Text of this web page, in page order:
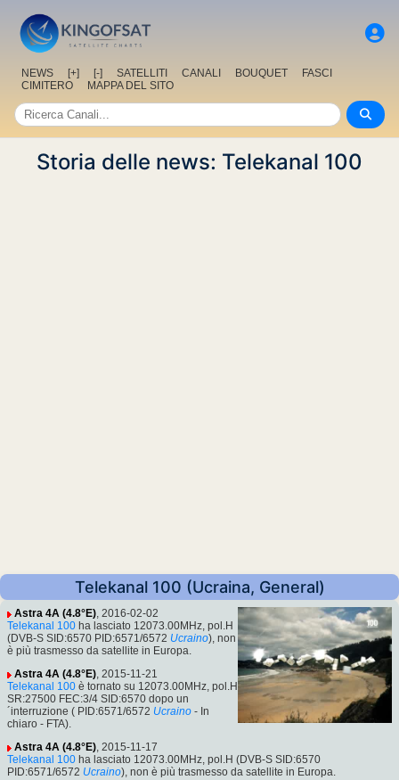
NEWS [+] [-] SATELLITI CANALI BOUQUET
FASCI
CIMITERO
MAPPA DEL SITO
Storia delle news: Telekanal 100
Telekanal 100 (Ucraina, General)
Astra 4A (4.8°E), 2016-02-02
Telekanal 100 ha lasciato 12073.00MHz, pol.H
(DVB-S SID:6570 PID:6571/6572 Ucraino), non
è più trasmesso da satellite in Europa.
Astra 4A (4.8°E), 2015-11-21
Telekanal 100 è tornato su 12073.00MHz, pol.H
SR:27500 FEC:3/4 SID:6570 dopo un
´interruzione ( PID:6571/6572 Ucraino - In
chiaro - FTA).
Astra 4A (4.8°E), 2015-11-17
Telekanal 100 ha lasciato 12073.00MHz, pol.H (DVB-S SID:6570
PID:6571/6572 Ucraino), non è più trasmesso da satellite in Europa.